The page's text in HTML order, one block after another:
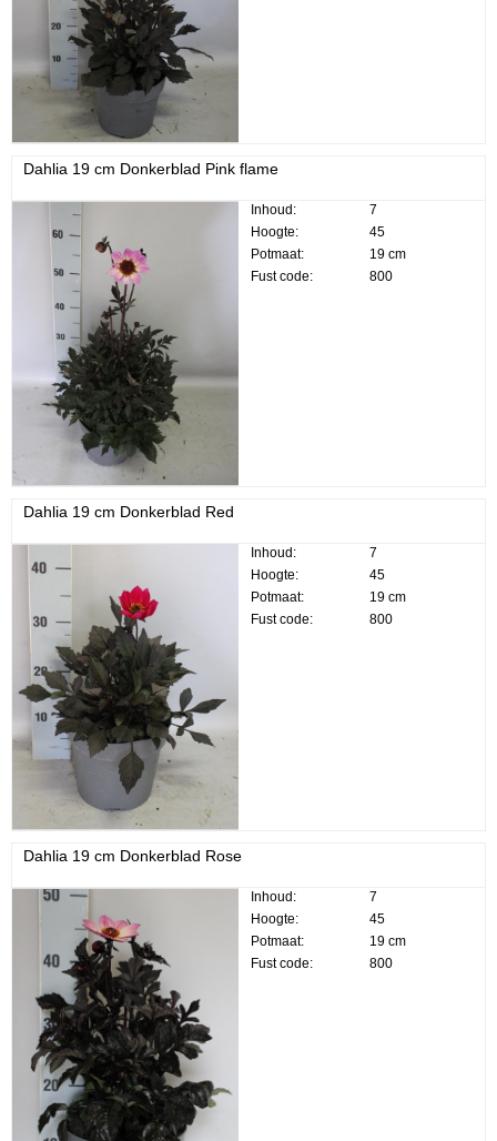
Dahlia 19 cm Donkerblad Pink flame
Inhoud:
7
Hoogte:
45
Potmaat:
19 cm
Fust code:
800
Dahlia 19 cm Donkerblad Red
Inhoud:
7
Hoogte:
45
Potmaat:
19 cm
Fust code:
800
Dahlia 19 cm Donkerblad Rose
Inhoud:
7
Hoogte:
45
Potmaat:
19 cm
Fust code:
800